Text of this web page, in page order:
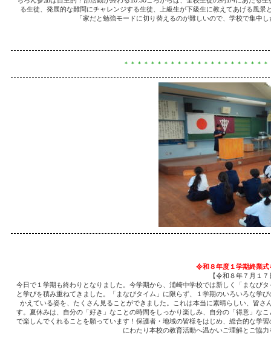
る生徒、発展的な難問にチャレンジする生徒、上級生が下級生に教えてあげる風
「家だと勉強モードに切り替えるのが難しいので、学校で集中
＊＊＊＊＊＊＊＊＊＊＊＊＊＊＊＊＊＊＊＊＊
令和８年度１学期終業
【令和８年７月１
今日で１学期も終わりとなりました。今学期から、浦崎中学校では新しく「まなび
と学びを積み重ねてきました。「まなびタイム」に限らず、１学期のいろいろな学
かえている姿を、たくさん見ることができました。これは本当に素晴らしい、皆
す。夏休みは、自分の「好き」なことの時間をしっかり楽しみ、自分の「得意」な
で楽しんでくれることを願っています！保護者・地域の皆様をはじめ、総合的な学
にわたり本校の教育活動へ温かいご理解とご協